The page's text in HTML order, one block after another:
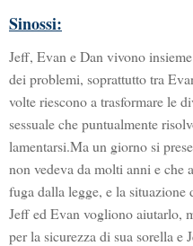
Sinossi:
Jeff, Evan e Dan vivono
dei problemi, soprattutto tra
volte riescono a trasformare le
sessuale che puntualmente
lamentarsi.Ma un giorno si
non vedeva da molti anni e che
fuga dalla legge, e la situazione
Jeff ed Evan vogliono aiutarlo,
per la sicurezza di sua sorella e